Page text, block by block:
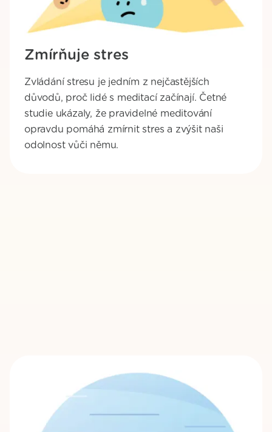
Zmírňuje stres
Zvládání stresu je jedním z nejčastějších
důvodů, proč lidé s meditací začínají. Četné
studie ukázaly, že pravidelné meditování
opravdu pomáhá zmírnit stres a zvýšit naši
odolnost vůči němu.